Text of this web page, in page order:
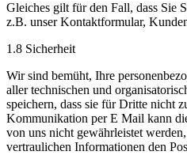
Gleiches gilt für den Fall, dass Sie
z.B. unser Kontaktformular,
1.8 Sicherheit
Wir sind bemüht, Ihre
aller technischen und
speichern, dass sie für Dritte nicht
Kommunikation per E Mail kann
von uns nicht gewährleistet
vertraulichen Informationen den